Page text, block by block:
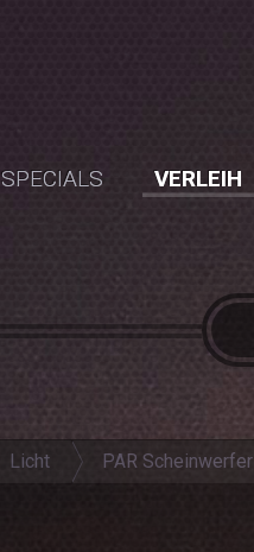
SPECIALS VERLEIH
Licht PAR Scheinwerfer